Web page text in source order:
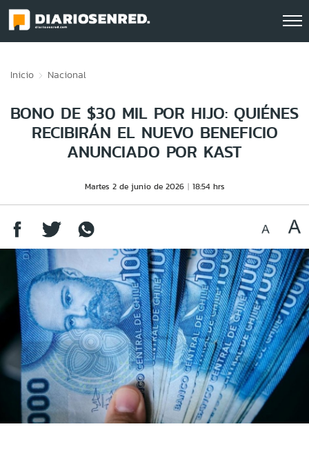
Inicio Nacional
BONO DE $30 MIL POR HIJO: QUIÉNES
RECIBIRÁN EL NUEVO BENEFICIO
ANUNCIADO POR KAST
Martes 2 de junio de 2026 18:54 hrs